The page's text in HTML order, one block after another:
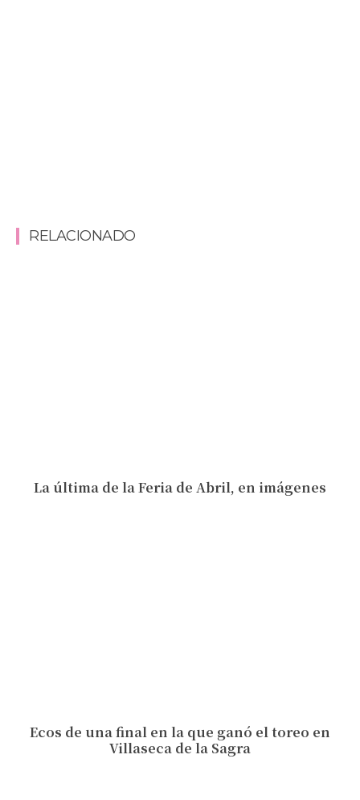
RELACIONADO
La última de la Feria de Abril, en imágenes
Ecos de una final en la que ganó el toreo en
Villaseca de la Sagra